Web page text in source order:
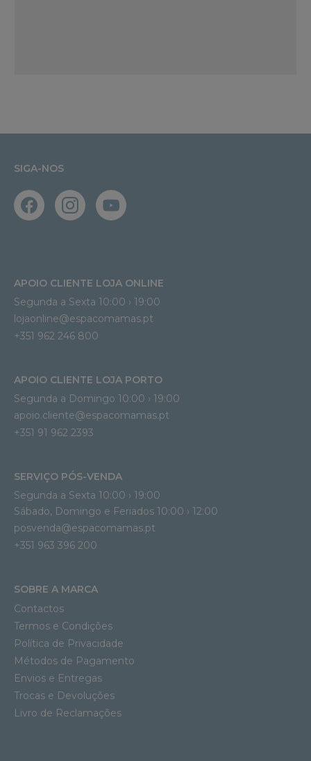
SIGA-NOS
APOIO CLIENTE LOJA ONLINE
Segunda a Sexta 10:00 › 19:00
lojaonline@espacomamas.pt
+351 962 246 800
APOIO CLIENTE LOJA PORTO
Segunda a Domingo 10:00 › 19:00
apoio.cliente@espacomamas.pt
+351 91 962 2393
SERVIÇO PÓS-VENDA
Segunda a Sexta 10:00 › 19:00
Sábado, Domingo e Feriados 10:00 › 12:00
posvenda@espacomamas.pt
+351 963 396 200
SOBRE A MARCA
Contactos
Termos e Condições
Política de Privacidade
Métodos de Pagamento
Envios e Entregas
Trocas e Devoluções
Livro de Reclamações